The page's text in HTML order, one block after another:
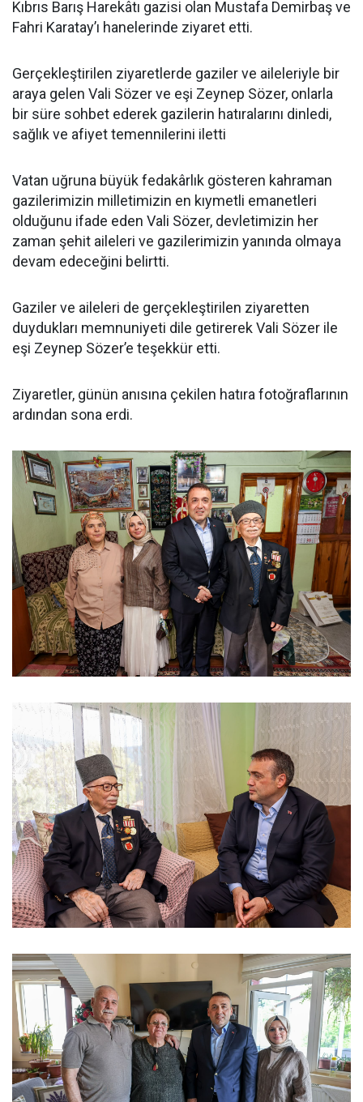
Kıbrıs Barış Harekâtı gazisi olan Mustafa Demirbaş ve
Fahri Karatay’ı hanelerinde ziyaret etti.
Gerçekleştirilen ziyaretlerde gaziler ve aileleriyle bir
araya gelen Vali Sözer ve eşi Zeynep Sözer, onlarla
bir süre sohbet ederek gazilerin hatıralarını dinledi,
sağlık ve afiyet temennilerini iletti
Vatan uğruna büyük fedakârlık gösteren kahraman
gazilerimizin milletimizin en kıymetli emanetleri
olduğunu ifade eden Vali Sözer, devletimizin her
zaman şehit aileleri ve gazilerimizin yanında olmaya
devam edeceğini belirtti.
Gaziler ve aileleri de gerçekleştirilen ziyaretten
duydukları memnuniyeti dile getirerek Vali Sözer ile
eşi Zeynep Sözer’e teşekkür etti.
Ziyaretler, günün anısına çekilen hatıra fotoğraflarının
ardından sona erdi.